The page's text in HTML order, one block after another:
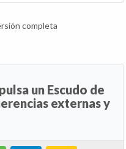
completa
un Escudo de
externas y